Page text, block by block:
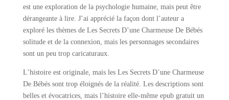
est une exploration de la psychologie humaine, mais peut être
dérangeante à lire. J’ai apprécié la façon dont l’auteur a
exploré les thèmes de Les Secrets D’une Charmeuse De Bébés
solitude et de la connexion, mais les personnages secondaires
sont un peu trop caricaturaux.
L’histoire est originale, mais les Les Secrets D’une Charmeuse
De Bébés sont trop éloignés de la réalité. Les descriptions sont
belles et évocatrices, mais l’histoire elle-même epub gratuit un